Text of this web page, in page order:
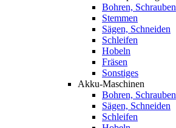
Bohren, Schrauben
Stemmen
Sägen, Schneiden
Schleifen
Hobeln
Fräsen
Sonstiges
Akku-Maschinen
Bohren, Schrauben
Sägen, Schneiden
Schleifen